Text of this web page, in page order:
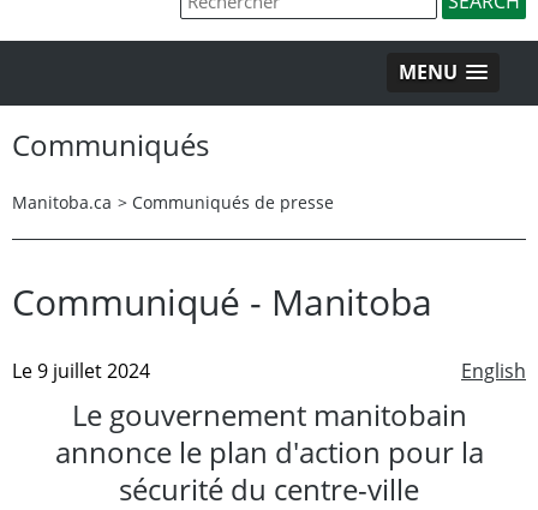
MENU
Communiqués
Manitoba.ca > Communiqués de presse
Communiqué - Manitoba
English
Le 9 juillet 2024
Le gouvernement manitobain
annonce le plan d'action pour la
sécurité du centre-ville